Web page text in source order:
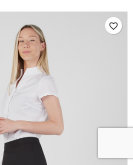
favorite_border